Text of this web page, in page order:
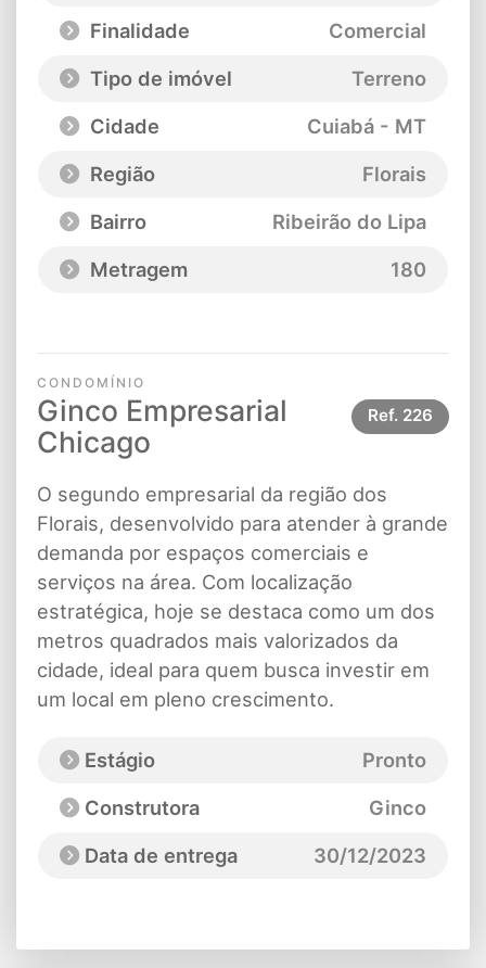
Finalidade
Comercial
Tipo de imóvel
Terreno
Cidade
Cuiabá - MT
Região
Florais
Bairro
Ribeirão do Lipa
Metragem
180
CONDOMÍNIO
Ginco Empresarial
Chicago
Ref. 226
O segundo empresarial da região dos
Florais, desenvolvido para atender à grande
demanda por espaços comerciais e
serviços na área. Com localização
estratégica, hoje se destaca como um dos
metros quadrados mais valorizados da
cidade, ideal para quem busca investir em
um local em pleno crescimento.
Estágio
Pronto
Construtora
Ginco
Data de entrega
30/12/2023